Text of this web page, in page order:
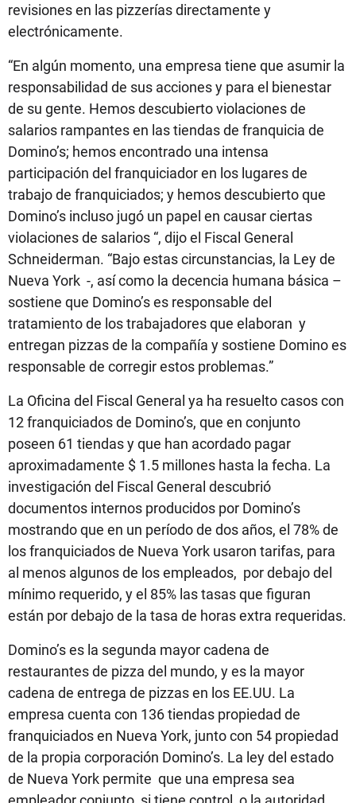
revisiones en las pizzerías directamente y
electrónicamente.
“En algún momento, una empresa tiene que asumir la
responsabilidad de sus acciones y para el bienestar
de su gente. Hemos descubierto violaciones de
salarios rampantes en las tiendas de franquicia de
Domino’s; hemos encontrado una intensa
participación del franquiciador en los lugares de
trabajo de franquiciados; y hemos descubierto que
Domino’s incluso jugó un papel en causar ciertas
violaciones de salarios “, dijo el Fiscal General
Schneiderman. “Bajo estas circunstancias, la Ley de
Nueva York -, así como la decencia humana básica –
sostiene que Domino’s es responsable del
tratamiento de los trabajadores que elaboran y
entregan pizzas de la compañía y sostiene Domino es
responsable de corregir estos problemas.”
La Oficina del Fiscal General ya ha resuelto casos con
12 franquiciados de Domino’s, que en conjunto
poseen 61 tiendas y que han acordado pagar
aproximadamente $ 1.5 millones hasta la fecha. La
investigación del Fiscal General descubrió
documentos internos producidos por Domino’s
mostrando que en un período de dos años, el 78% de
los franquiciados de Nueva York usaron tarifas, para
al menos algunos de los empleados, por debajo del
mínimo requerido, y el 85% las tasas que figuran
están por debajo de la tasa de horas extra requeridas.
Domino’s es la segunda mayor cadena de
restaurantes de pizza del mundo, y es la mayor
cadena de entrega de pizzas en los EE.UU. La
empresa cuenta con 136 tiendas propiedad de
franquiciados en Nueva York, junto con 54 propiedad
de la propia corporación Domino’s. La ley del estado
de Nueva York permite que una empresa sea